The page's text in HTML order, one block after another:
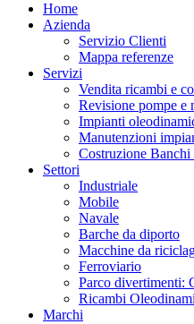
Home
Azienda
Servizio Clienti
Mappa referenze
Servizi
Vendita ricambi e
Revisione pompe e
Impianti
Manutenzioni
Costruzione Banchi
Settori
Industriale
Mobile
Navale
Barche da diporto
Macchine da
Ferroviario
Parco divertimenti:
Ricambi
Marchi